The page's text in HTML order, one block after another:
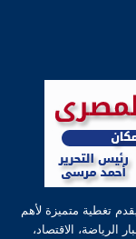
تغطية متميزة لأهم
الرياضة، الاقتصاد،